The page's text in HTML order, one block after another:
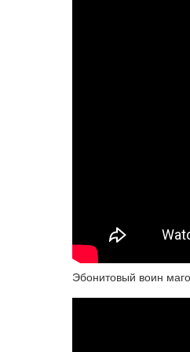
Эбонитовый воин